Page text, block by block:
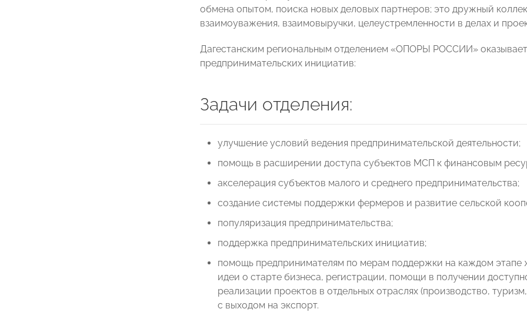
обмена опытом, поиска новых деловых партнеров; это дружный
взаимоуважения, взаимовыручки, целеустремленности в делах и
Дагестанским региональным отделением «ОПОРЫ РОССИИ»
предпринимательских инициатив:
Задачи отделения:
улучшение условий ведения предпринимательской деятельности;
помощь в расширении доступа субъектов МСП к финансовым
акселерация субъектов малого и среднего предпринимательства;
создание системы поддержки фермеров и развитие сельской
популяризация предпринимательства;
поддержка предпринимательских инициатив;
помощь предпринимателям по мерам поддержки на каждом этапе
идеи о старте бизнеса, регистрации, помощи в получении
реализации проектов в отдельных отраслях (производство,
с выходом на экспорт.